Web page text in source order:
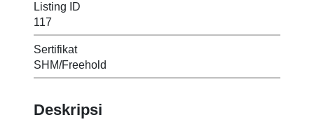
Listing ID
117
Sertifikat
SHM/Freehold
Deskripsi